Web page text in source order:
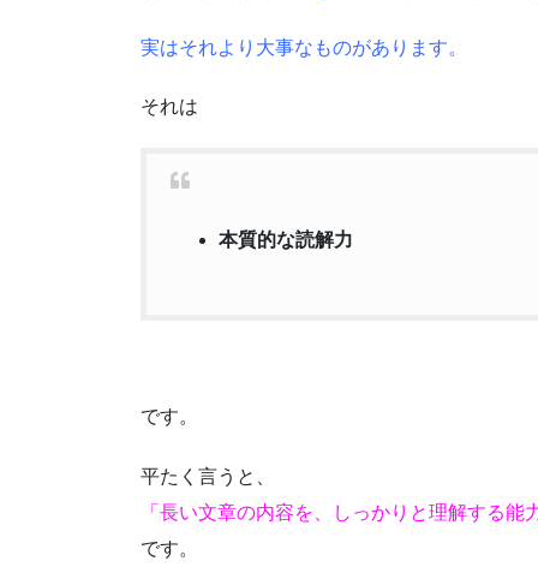
実はそれより大事なものがあります。
それは
本質的な読解力
です。
平たく言うと、
「長い文章の内容を、しっかりと理解する能
です。